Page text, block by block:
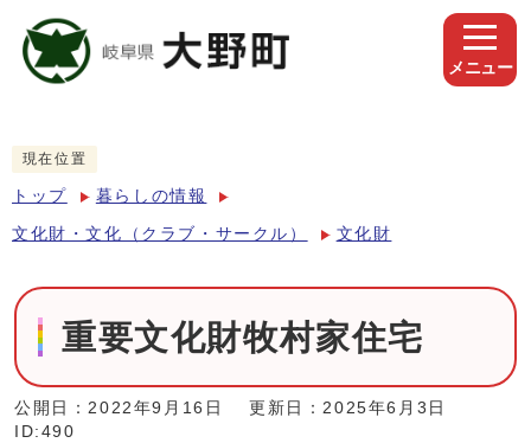
メニュー
現在位置
トップ 暮らしの情報
文化財・文化（クラブ・サークル） 文化財
重要文化財牧村家住宅
公開日：2022年9月16日
更新日：2025年6月3日
ID:490